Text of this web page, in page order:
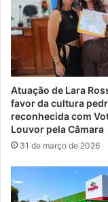
Atuação de Lara
favor da cultura
reconhecida com
Louvor pela Câmara
31 de março de 2026